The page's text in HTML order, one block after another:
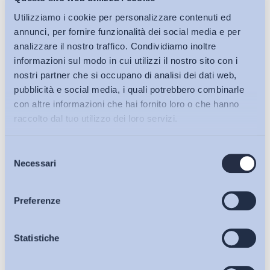
Utilizziamo i cookie per personalizzare contenuti ed
annunci, per fornire funzionalità dei social media e per
analizzare il nostro traffico. Condividiamo inoltre
informazioni sul modo in cui utilizzi il nostro sito con i
nostri partner che si occupano di analisi dei dati web,
pubblicità e social media, i quali potrebbero combinarle
con altre informazioni che hai fornito loro o che hanno
raccolto dal tuo utilizzo dei loro servizi.
delNecessari
Preferenze
Statistiche
Bollettini ADAPT
Articoli
Osservatori
Lavoro mediante piattaforma digitale: uno schema di
decreto carente sul...
diGiada Benincasa
27 Luglio 2026